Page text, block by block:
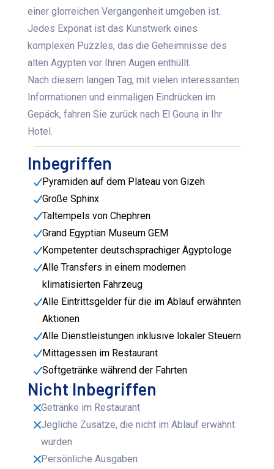
einer glorreichen Vergangenheit umgeben ist.
Jedes Exponat ist das Kunstwerk eines
komplexen Puzzles, das die Geheimnisse des
alten Ägypten vor Ihren Augen enthüllt.
Nach diesem langen Tag, mit vielen interessanten
Informationen und einmaligen Eindrücken im
Gepäck, fahren Sie zurück nach El Gouna in Ihr
Hotel.
Inbegriffen
Pyramiden auf dem Plateau von Gizeh
Große Sphinx
Taltempels von Chephren
Grand Egyptian Museum GEM
Kompetenter deutschsprachiger Ägyptologe
Alle Transfers in einem modernen
klimatisierten Fahrzeug
Alle Eintrittsgelder für die im Ablauf erwähnten
Aktionen
Alle Dienstleistungen inklusive lokaler Steuern
Mittagessen im Restaurant
Softgetränke während der Fahrten
Nicht Inbegriffen
Getränke im Restaurant
Jegliche Zusätze, die nicht im Ablauf erwähnt
wurden
Persönliche Ausgaben